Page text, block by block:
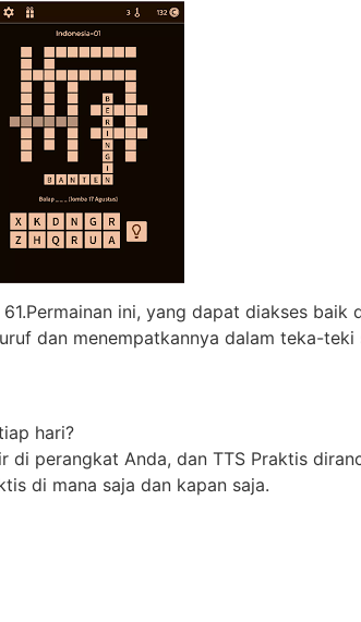
ini, yang dapat diakses baik
dan menempatkannya dalam teka-teki
hari?
di perangkat Anda, dan TTS Praktis
di mana saja dan kapan saja.